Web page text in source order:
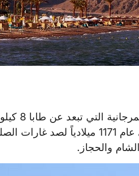
طابا 8 كيلو متر تتوسط قمة خليج العقبة.
أنشأها صلاح الدين الأيوبي عام 1171
والحجاز.